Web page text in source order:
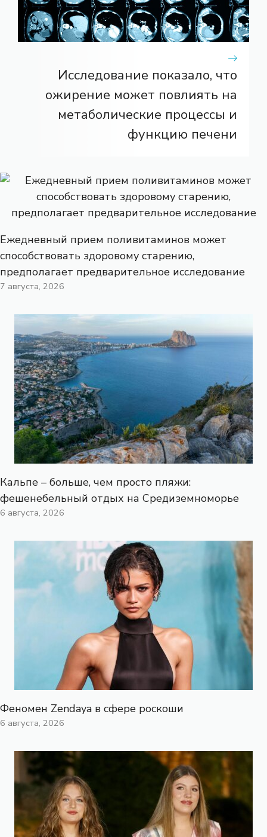
Исследование показало, что
ожирение может повлиять на
метаболические процессы и
функцию печени
Ежедневный прием поливитаминов может
способствовать здоровому старению,
предполагает предварительное исследование
7 августа, 2026
Кальпе – больше, чем просто пляжи:
фешенебельный отдых на Средиземноморье
6 августа, 2026
Феномен Zendaya в сфере роскоши
6 августа, 2026